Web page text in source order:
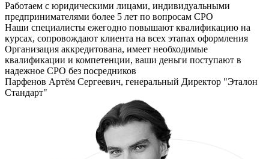
Работаем с юридическими лицами, индивидуальными
предпринимателями более 5 лет по вопросам СРО
Наши специалисты ежегодно повышают квалификацию на
курсах, сопровождают клиента на всех этапах оформления
Организация аккредитована, имеет необходимые
квалификации и компетенции, ваши деньги поступают в
надежное СРО без посредников
Парфенов Артём Сергеевич, генеральный Директор "Эталон
Стандарт"